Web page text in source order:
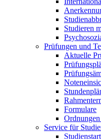
Studieren
Prüfungen und
Aktuelle
Formulare
Service für
Studienstart